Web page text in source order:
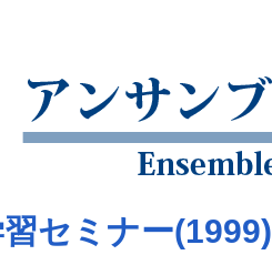
セミナー(1999)